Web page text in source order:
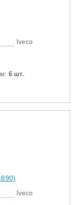
Iveco
6 шт.
Iveco